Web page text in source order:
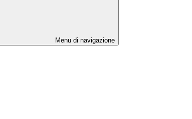
Menu di navigazione